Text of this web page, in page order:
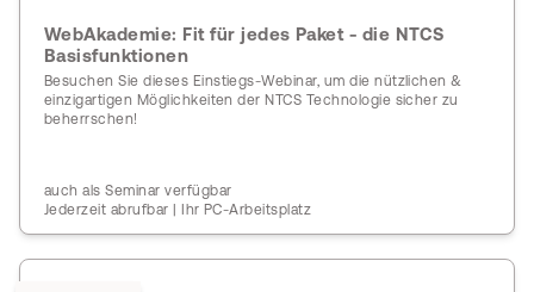
WebAkademie: Fit für jedes Paket - die NTCS
Basisfunktionen
Besuchen Sie dieses Einstiegs-Webinar, um die nützlichen &
einzigartigen Möglichkeiten der NTCS Technologie sicher zu
beherrschen!
auch als Seminar verfügbar
Jederzeit abrufbar | Ihr PC-Arbeitsplatz